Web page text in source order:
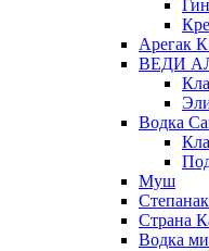
Арегак
ВЕДИ
Водка
Муш
Страна
Водка